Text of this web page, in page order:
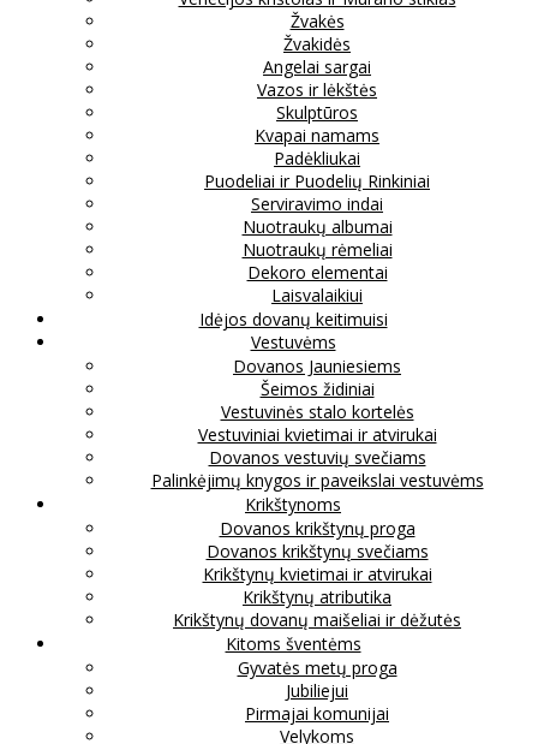
Žvakės
Žvakidės
Angelai sargai
Vazos ir lėkštės
Skulptūros
Kvapai namams
Padėkliukai
Puodeliai ir Puodelių Rinkiniai
Serviravimo indai
Nuotraukų albumai
Nuotraukų rėmeliai
Dekoro elementai
Laisvalaikiui
Idėjos dovanų keitimuisi
Vestuvėms
Dovanos Jauniesiems
Šeimos židiniai
Vestuvinės stalo kortelės
Vestuviniai kvietimai ir atvirukai
Dovanos vestuvių svečiams
Palinkėjimų knygos ir paveikslai vestuvėms
Krikštynoms
Dovanos krikštynų proga
Dovanos krikštynų svečiams
Krikštynų kvietimai ir atvirukai
Krikštynų atributika
Krikštynų dovanų maišeliai ir dėžutės
Kitoms šventėms
Gyvatės metų proga
Jubiliejui
Pirmajai komunijai
Velykoms